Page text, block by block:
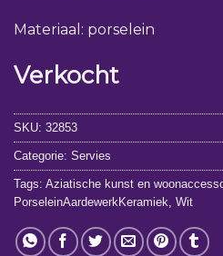
Materiaal: porselein
Verkocht
SKU: 32853
Categorie: Servies
Tags: Aziatische kunst en
PorseleinAardewerkKeramiek Wit